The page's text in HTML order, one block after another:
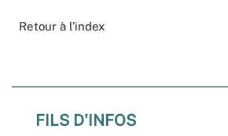
Retour à l’index
FILS D'INFOS